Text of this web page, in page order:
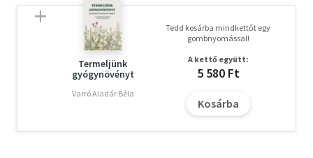
Termeljünk
gyógynövényt
Varró Aladár Béla
Tedd kosárba mindkettőt egy
gombnyomással!
A kettő együtt:
5 580 Ft
Kosárba